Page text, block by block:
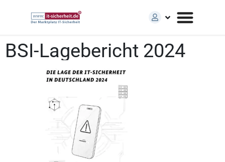
BSI-Lagebericht 2024